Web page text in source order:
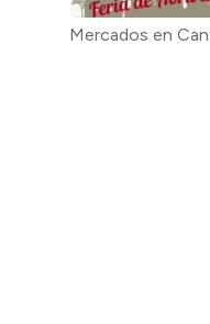
Mercados en